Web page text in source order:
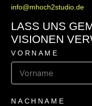
info@mhoch2studio.de
LASS UNS
VISIONEN
VORNAME
NACHNAME